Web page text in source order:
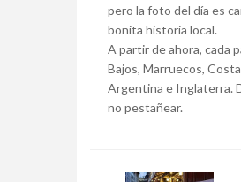
pero la foto del día es
bonita historia local.
A partir de ahora, cada
Bajos, Marruecos,
Argentina e Inglaterra.
no pestañear.